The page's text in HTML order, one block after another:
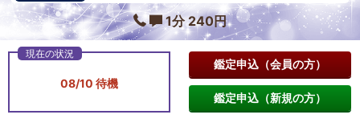
1分 240円
08/10 待機
鑑定申込（会員の方）
鑑定申込（新規の方）